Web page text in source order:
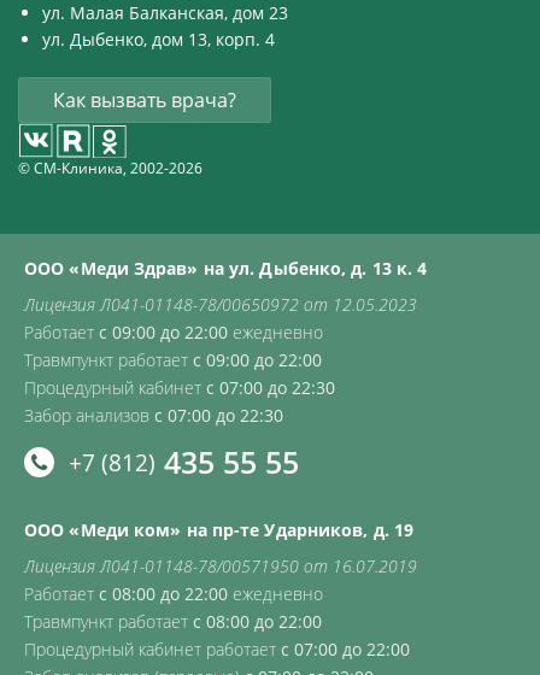
ул. Малая Балканская, дом 23
ул. Дыбенко, дом 13, корп. 4
Как вызвать врача?
© СМ-Клиника, 2002-2026
ООО «Меди Здрав» на ул. Дыбенко, д. 13 к. 4
Лицензия Л041-01148-78/00650972 от 12.05.2023
Работает с 09:00 до 22:00 ежедневно
Травмпункт работает с 09:00 до 22:00
Процедурный кабинет с 07:00 до 22:30
Забор анализов с 07:00 до 22:30
+7 (812) 435 55 55
ООО «Меди ком» на пр-те Ударников, д. 19
Лицензия Л041-01148-78/00571950 от 16.07.2019
Работает с 08:00 до 22:00 ежедневно
Травмпункт работает с 08:00 до 22:00
Процедурный кабинет работает с 07:00 до 22:00